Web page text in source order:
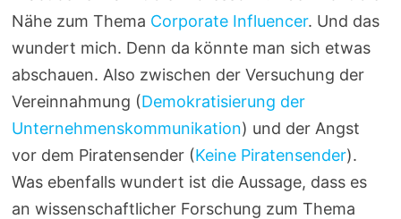
Nähe zum Thema Corporate Influencer. Und das
wundert mich. Denn da könnte man sich etwas
abschauen. Also zwischen der Versuchung der
Vereinnahmung (Demokratisierung der
Unternehmenskommunikation) und der Angst
vor dem Piratensender (Keine Piratensender).
Was ebenfalls wundert ist die Aussage, dass es
an wissenschaftlicher Forschung zum Thema